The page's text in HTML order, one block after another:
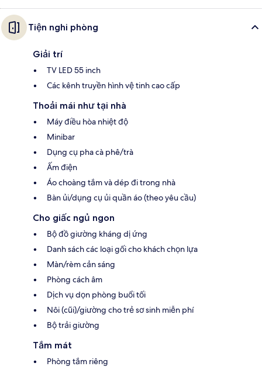
Tiện nghi phòng
Giải trí
TV LED 55 inch
Các kênh truyền hình vệ tinh cao cấp
Thoải mái như tại nhà
Máy điều hòa nhiệt độ
Minibar
Dụng cụ pha cà phê/trà
Ấm điện
Áo choàng tắm và dép đi trong nhà
Bàn ủi/dụng cụ ủi quần áo (theo yêu cầu)
Cho giấc ngủ ngon
Bộ đồ giường kháng dị ứng
Danh sách các loại gối cho khách chọn lựa
Màn/rèm cản sáng
Phòng cách âm
Dịch vụ dọn phòng buổi tối
Nôi (cũi)/giường cho trẻ sơ sinh miễn phí
Bộ trải giường
Tắm mát
Phòng tắm riêng